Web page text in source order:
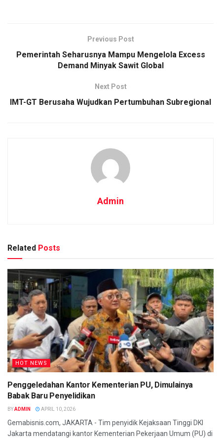
Previous Post
Pemerintah Seharusnya Mampu Mengelola Excess
Demand Minyak Sawit Global
Next Post
IMT-GT Berusaha Wujudkan Pertumbuhan Subregional
Admin
Related Posts
HOT NEWS
Penggeledahan Kantor Kementerian PU, Dimulainya
Babak Baru Penyelidikan
BYADMIN APRIL 10, 2026
Gemabisnis.com, JAKARTA - Tim penyidik Kejaksaan Tinggi DKI
Jakarta mendatangi kantor Kementerian Pekerjaan Umum (PU) di